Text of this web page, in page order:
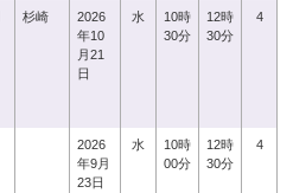
杉崎
2026
年10
月21
日
水
10時
30分
12時
30分
4
2026
年9月
23日
水
10時
00分
12時
30分
4